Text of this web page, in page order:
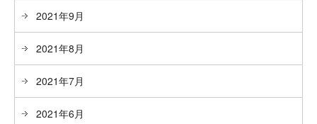
2021年9月
2021年8月
2021年7月
2021年6月